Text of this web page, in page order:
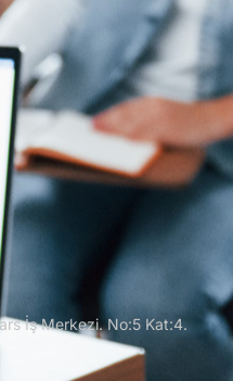
İş Merkezi. No:5 Kat:4.